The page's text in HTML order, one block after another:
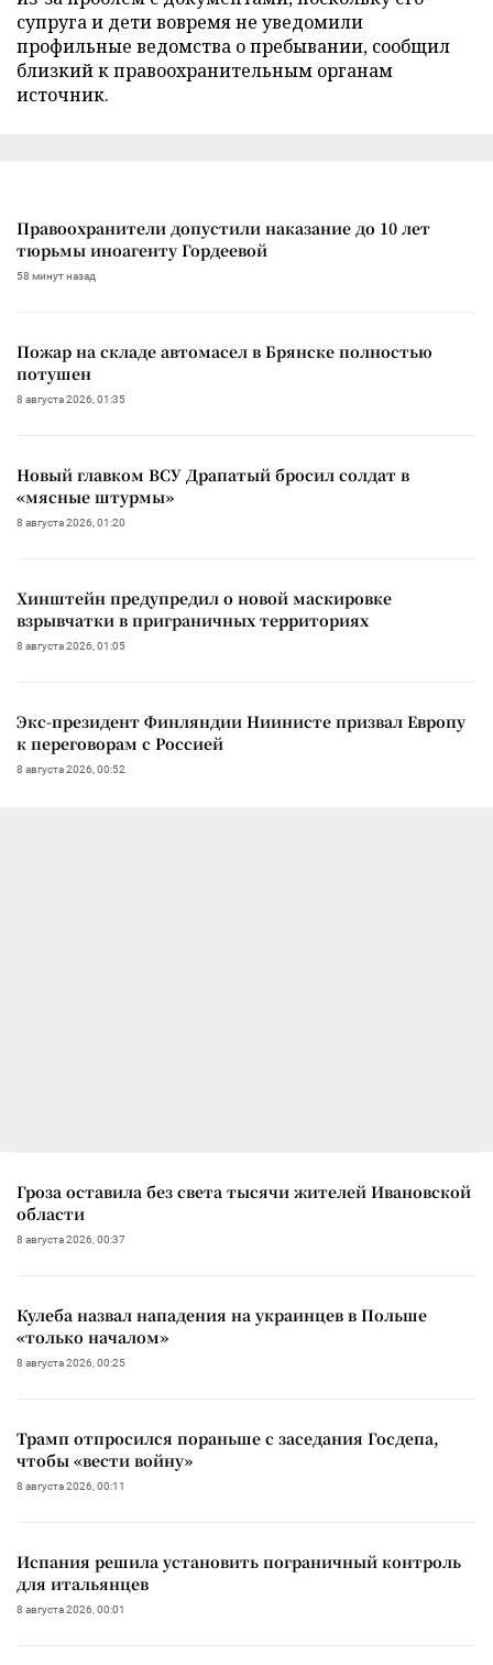
супруга и дети вовремя не уведомили
профильные ведомства о пребывании, сообщил
близкий к правоохранительным органам
источник.
Правоохранители допустили наказание до 10 лет
тюрьмы иноагенту Гордеевой
58 минут назад
Пожар на складе автомасел в Брянске полностью
потушен
8 августа 2026, 01:35
Новый главком ВСУ Драпатый бросил солдат в
«мясные штурмы»
8 августа 2026, 01:20
Хинштейн предупредил о новой маскировке
взрывчатки в приграничных территориях
8 августа 2026, 01:05
Экс-президент Финляндии Ниинисте призвал Европу
к переговорам с Россией
8 августа 2026, 00:52
Гроза оставила без света тысячи жителей Ивановской
области
8 августа 2026, 00:37
Кулеба назвал нападения на украинцев в Польше
«только началом»
8 августа 2026, 00:25
Трамп отпросился пораньше с заседания Госдепа,
чтобы «вести войну»
8 августа 2026, 00:11
Испания решила установить пограничный контроль
для итальянцев
8 августа 2026, 00:01